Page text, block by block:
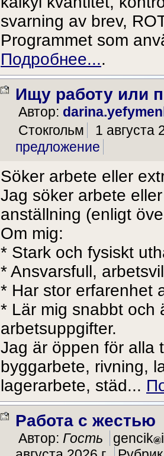
svarning av brev,
Programmet som
Подробнее....
Ищу работу или
Автор:
Стокгольм
1 августа
предложение
Söker arbete eller
Jag söker arbete
anställning (enligt
Om mig:
* Stark och fysiskt
* Ansvarsfull,
* Har stor erfarenhet
* Lär mig snabbt och
arbetsuppgifter.
Jag är öppen för alla
byggarbete, rivning,
lagerarbete, städ...
Работа с жестью
Автор: Гость gencik